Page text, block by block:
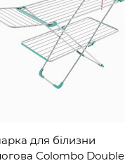
для білизни
Colombo Double